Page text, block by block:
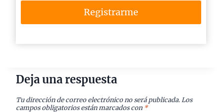
Registrarme
Deja una respuesta
Tu dirección de correo electrónico no será publicada. Los
campos obligatorios están marcados con *